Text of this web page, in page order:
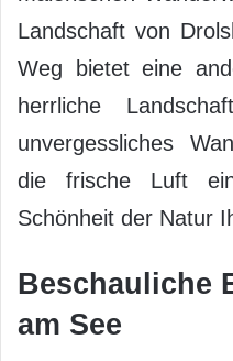
Landschaft von
Weg bietet eine
herrliche
unvergessliches
die frische Luft
Schönheit der Natur
Beschauliche
am See